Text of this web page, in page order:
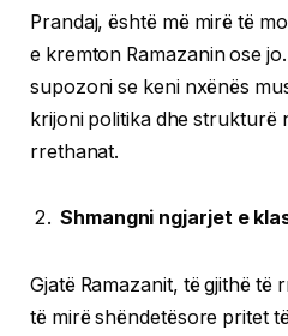
Prandaj, është më mirë të
e kremton Ramazanin ose
supozoni se keni nxënës
krijoni politika dhe strukturë
rrethanat.
Shmangni ngjarjet e
Gjatë Ramazanit, të gjithë të
të mirë shëndetësore pritet